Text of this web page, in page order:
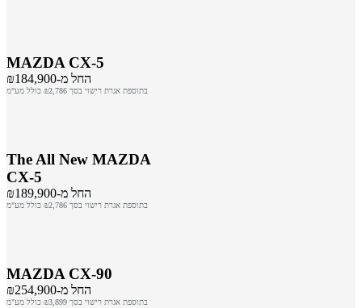
MAZDA CX-5
החל מ-₪184,900
בתוספת אגרת רישוי בסך ₪2,786 כולל מע"מ
The All New MAZDA
CX-5
החל מ-₪189,900
בתוספת אגרת רישוי בסך ₪2,786 כולל מע"מ
MAZDA CX-90
החל מ-₪254,900
בתוספת אגרת רישוי בסך ₪3,899 כולל מע"מ